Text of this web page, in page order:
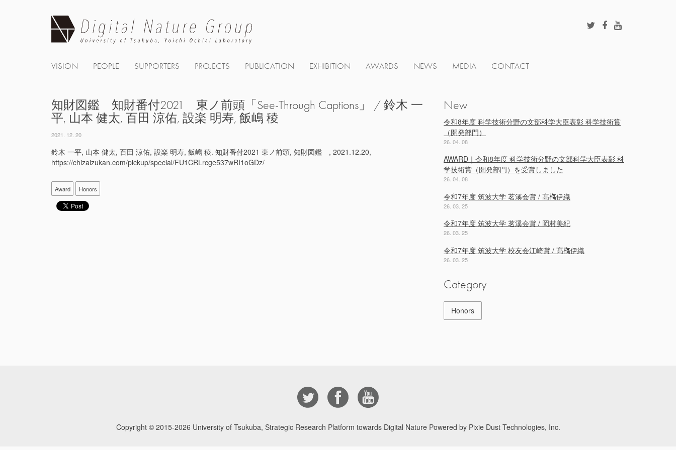
VISION PEOPLE SUPPORTERS PROJECTS PUBLICATION EXHIBITION AWARDS NEWS MEDIA CONTACT
知財図鑑 知財番付2021 東ノ前頭「See-Through Captions」 / 鈴木 一
平, 山本 健太, 百田 涼佑, 設楽 明寿, 飯嶋 稜
2021. 12. 20
鈴木 一平, 山本 健太, 百田 涼佑, 設楽 明寿, 飯嶋 稜. 知財番付2021 東ノ前頭, 知財図鑑 , 2021.12.20,
https://chizaizukan.com/pickup/special/FU1CRLrcge537wRI1oGDz/
Award Honors
New
令和8年度 科学技術分野の文部科学大臣表彰 科学技術賞
（開発部門）
26. 04. 08
AWARD｜令和8年度 科学技術分野の文部科学大臣表彰 科
学技術賞（開発部門）を受賞しました
26. 04. 08
令和7年度 筑波大学 茗溪会賞 / 髙𣘺伊織
26. 03. 25
令和7年度 筑波大学 茗溪会賞 / 岡村美紀
26. 03. 25
令和7年度 筑波大学 校友会江崎賞 / 髙𣘺伊織
26. 03. 25
Category
Honors
Copyright © 2015-2026 University of Tsukuba, Strategic Research Platform towards Digital Nature Powered by Pixie Dust Technologies, Inc.